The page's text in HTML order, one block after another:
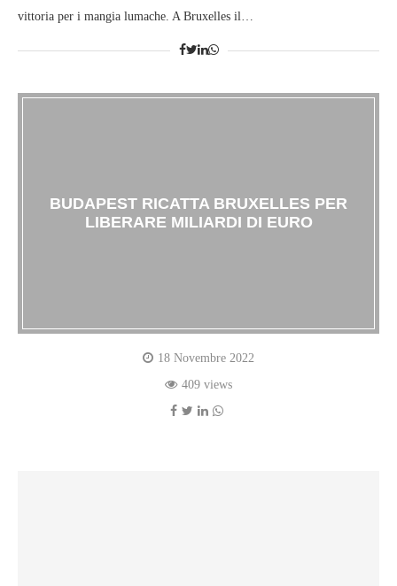
vittoria per i mangia lumache. A Bruxelles il…
BUDAPEST RICATTA BRUXELLES PER
LIBERARE MILIARDI DI EURO
18 Novembre 2022
409 views